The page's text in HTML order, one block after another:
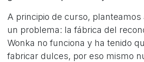
A principio de curso,
un problema: la fábrica del
Wonka no funciona y ha tenido
fabricar dulces, por eso mismo